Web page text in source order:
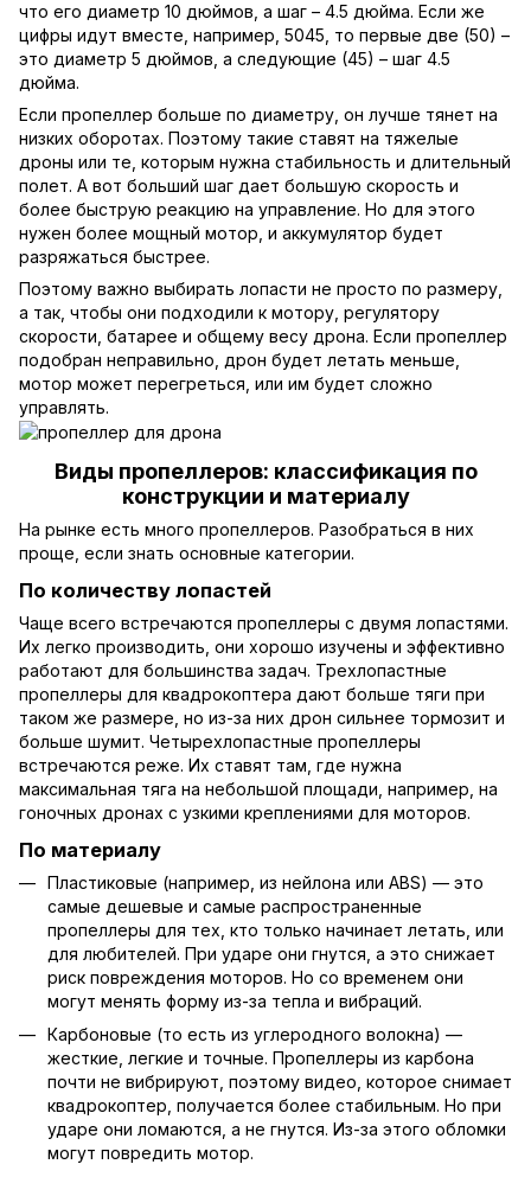
что его диаметр 10 дюймов, а шаг – 4.5 дюйма. Если же
цифры идут вместе, например, 5045, то первые две (50) –
это диаметр 5 дюймов, а следующие (45) – шаг 4.5
дюйма.
Если пропеллер больше по диаметру, он лучше тянет на
низких оборотах. Поэтому такие ставят на тяжелые
дроны или те, которым нужна стабильность и длительный
полет. А вот больший шаг дает большую скорость и
более быструю реакцию на управление. Но для этого
нужен более мощный мотор, и аккумулятор будет
разряжаться быстрее.
Поэтому важно выбирать лопасти не просто по размеру,
а так, чтобы они подходили к мотору, регулятору
скорости, батарее и общему весу дрона. Если пропеллер
подобран неправильно, дрон будет летать меньше,
мотор может перегреться, или им будет сложно
управлять.
Виды пропеллеров: классификация по
конструкции и материалу
На рынке есть много пропеллеров. Разобраться в них
проще, если знать основные категории.
По количеству лопастей
Чаще всего встречаются пропеллеры с двумя лопастями.
Их легко производить, они хорошо изучены и эффективно
работают для большинства задач. Трехлопастные
пропеллеры для квадрокоптера дают больше тяги при
таком же размере, но из-за них дрон сильнее тормозит и
больше шумит. Четырехлопастные пропеллеры
встречаются реже. Их ставят там, где нужна
максимальная тяга на небольшой площади, например, на
гоночных дронах с узкими креплениями для моторов.
По материалу
Пластиковые (например, из нейлона или ABS) — это
самые дешевые и самые распространенные
пропеллеры для тех, кто только начинает летать, или
для любителей. При ударе они гнутся, а это снижает
риск повреждения моторов. Но со временем они
могут менять форму из-за тепла и вибраций.
Карбоновые (то есть из углеродного волокна) —
жесткие, легкие и точные. Пропеллеры из карбона
почти не вибрируют, поэтому видео, которое снимает
квадрокоптер, получается более стабильным. Но при
ударе они ломаются, а не гнутся. Из-за этого обломки
могут повредить мотор.